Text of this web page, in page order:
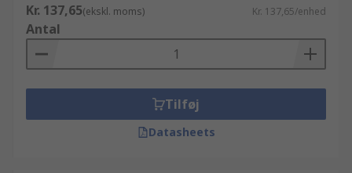
Kr. 137,65(ekskl. moms) Kr. 137,65/enhed
Antal
Tilføj
Datasheets